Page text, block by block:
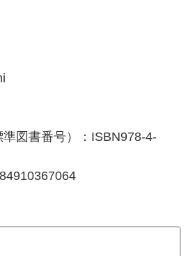
図書番号）：ISBN978-4-